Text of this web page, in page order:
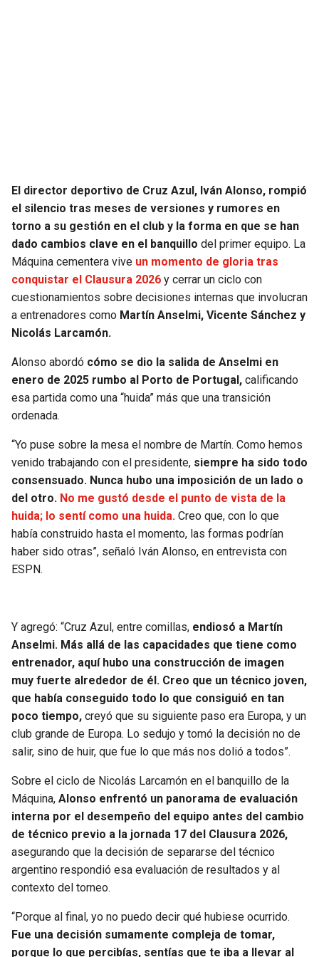
FALCONS
PANTHERS
SAINTS
TRAIL BLAZERS
JAZZ
El director deportivo de Cruz Azul, Iván Alonso, rompió
el silencio tras meses de versiones y rumores en
torno a su gestión en el club y la forma en que se han
dado cambios clave en el banquillo del primer equipo. La
Máquina cementera vive un momento de gloria tras
conquistar el Clausura 2026 y cerrar un ciclo con
cuestionamientos sobre decisiones internas que involucran
a entrenadores como Martín Anselmi, Vicente Sánchez y
Nicolás Larcamón.
Alonso abordó cómo se dio la salida de Anselmi en
enero de 2025 rumbo al Porto de Portugal, calificando
esa partida como una “huida” más que una transición
ordenada.
“Yo puse sobre la mesa el nombre de Martín. Como hemos
venido trabajando con el presidente, siempre ha sido todo
consensuado. Nunca hubo una imposición de un lado o
del otro. No me gustó desde el punto de vista de la
huida; lo sentí como una huida. Creo que, con lo que
había construido hasta el momento, las formas podrían
haber sido otras”, señaló Iván Alonso, en entrevista con
ESPN.
Y agregó: “Cruz Azul, entre comillas, endiosó a Martín
Anselmi. Más allá de las capacidades que tiene como
entrenador, aquí hubo una construcción de imagen
muy fuerte alrededor de él. Creo que un técnico joven,
que había conseguido todo lo que consiguió en tan
poco tiempo, creyó que su siguiente paso era Europa, y un
club grande de Europa. Lo sedujo y tomó la decisión no de
salir, sino de huir, que fue lo que más nos dolió a todos”.
Sobre el ciclo de Nicolás Larcamón en el banquillo de la
Máquina, Alonso enfrentó un panorama de evaluación
interna por el desempeño del equipo antes del cambio
de técnico previo a la jornada 17 del Clausura 2026,
asegurando que la decisión de separarse del técnico
argentino respondió esa evaluación de resultados y al
contexto del torneo.
“Porque al final, yo no puedo decir qué hubiese ocurrido.
Fue una decisión sumamente compleja de tomar,
porque lo que percibías, sentías que te iba a llevar al